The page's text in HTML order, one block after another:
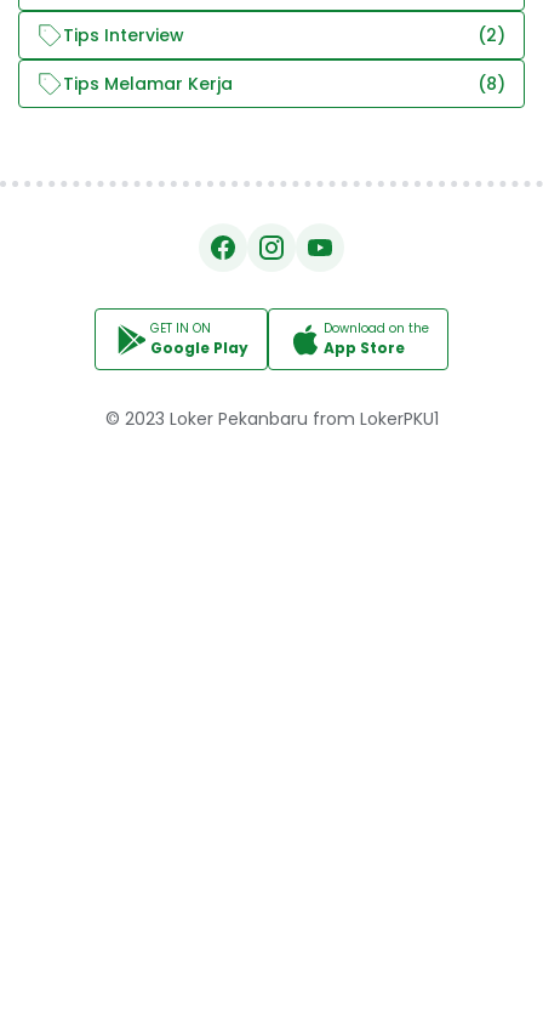
Tips Interview
(2)
Tips Melamar Kerja
(8)
GET IN ON
Google Play
Download on the
App Store
© 2023 Loker Pekanbaru from LokerPKU1